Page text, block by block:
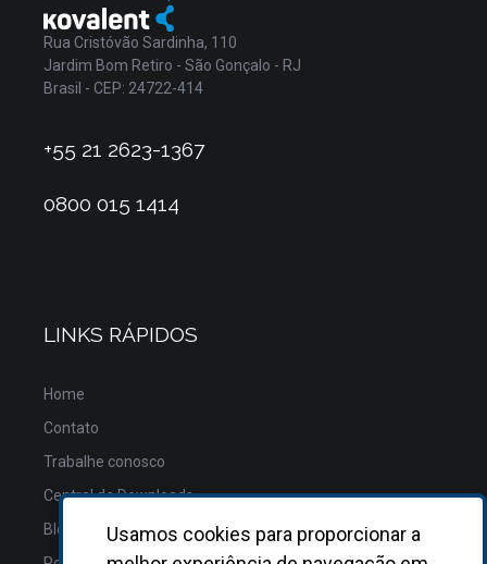
Rua Cristóvão Sardinha, 110
Jardim Bom Retiro - São Gonçalo - RJ
Brasil - CEP: 24722-414
+55 21 2623-1367
0800 015 1414
LINKS RÁPIDOS
Home
Contato
Trabalhe conosco
Central de Downloads
Blog
Usamos cookies para proporcionar a